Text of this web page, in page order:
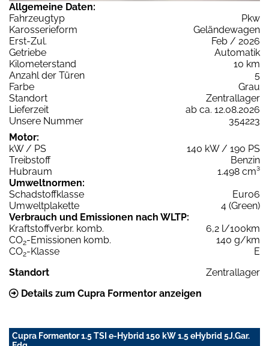
Allgemeine Daten:
Fahrzeugtyp
Pkw
Karosserieform
Geländewagen
Erst-Zul.
Feb / 2026
Getriebe
Automatik
Kilometerstand
10 km
Anzahl der Türen
5
Farbe
Grau
Standort
Zentrallager
Lieferzeit
ab ca. 12.08.2026
Unsere Nummer
354223
Motor:
kW / PS
140 kW / 190 PS
Treibstoff
Benzin
Hubraum
1.498 cm³
Umweltnormen:
Schadstoffklasse
Euro6
Umweltplakette
4 (Green)
Verbrauch und Emissionen nach WLTP:
Kraftstoffverbr. komb.
6,2 l/100km
CO2-Emissionen komb.
140 g/km
CO2-Klasse
E
Standort
Zentrallager
Details zum Cupra Formentor anzeigen
Cupra Formentor 1.5 TSI e-Hybrid 150 kW 1.5 eHybrid 5J.Gar.